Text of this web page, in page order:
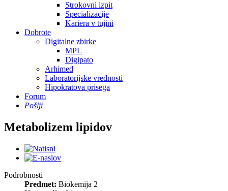
Strokovni izpit
Specializacije
Kariera v tujini
Dobrote
Digitalne zbirke
MPL
Digipato
Arhimed
Laboratorijske vrednosti
Hipokratova prisega
Forum
Pošlji
Metabolizem lipidov
Podrobnosti
Predmet: Biokemija 2